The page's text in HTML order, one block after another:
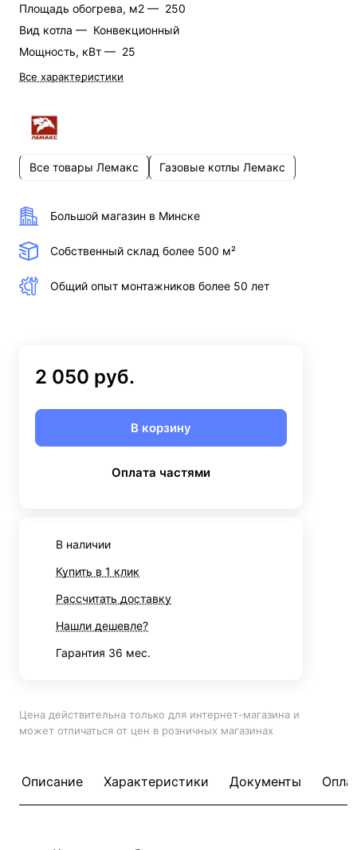
Площадь обогрева, м2 — 250
Вид котла — Конвекционный
Мощность, кВт — 25
Все характеристики
Все товары Лемакс Газовые котлы Лемакс
Большой магазин в Минске
Собственный склад более 500 м²
Общий опыт монтажников более 50 лет
2 050 руб.
В корзину
Оплата частями
В наличии
Купить в 1 клик
Рассчитать доставку
Нашли дешевле?
Гарантия 36 мес.
Цена действительна только для интернет-магазина и
может отличаться от цен в розничных магазинах
Описание Характеристики Документы